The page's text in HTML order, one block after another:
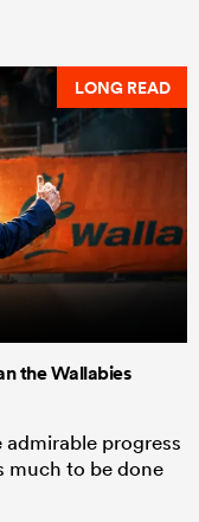
LONG READ
the Wallabies
progress
much to be done